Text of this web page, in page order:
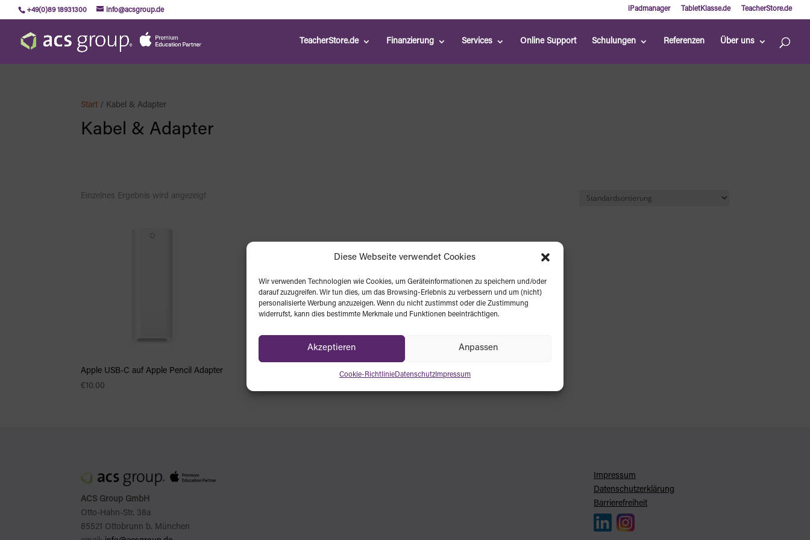
Diese Webseite verwendet Cookies
Wir verwenden Technologien wie Cookies, um Geräteinformationen zu speichern und/oder
darauf zuzugreifen. Wir tun dies, um das Browsing-Erlebnis zu verbessern und um (nicht)
personalisierte Werbung anzuzeigen. Wenn du nicht zustimmst oder die Zustimmung
widerrufst, kann dies bestimmte Merkmale und Funktionen beeinträchtigen.
Akzeptieren Anpassen
Cookie-RichtlinieDatenschutzImpressum
+49(0)89 18931300 info@acsgroup.de iPadmanager TabletKlasse.de TeacherStore.de
TeacherStore.de Finanzierung Services Online Support Schulungen Referenzen Über uns
Start / Kabel & Adapter
Kabel & Adapter
Einzelnes Ergebnis wird angezeigt
Apple USB-C auf Apple Pencil Adapter
€ 10.00
ACS Group GmbH
Otto-Hahn-Str. 38a
85521 Ottobrunn b. München
Impressum
Datenschutzerklärung
Barrierefreiheit